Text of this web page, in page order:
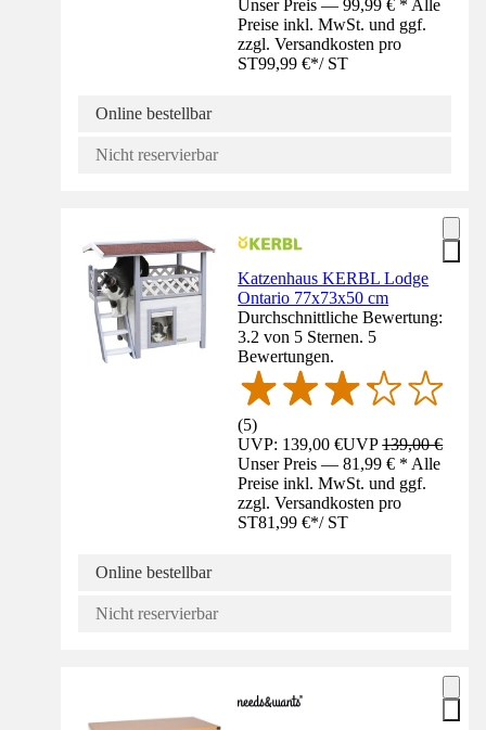
Unser Preis — 99,99 € * Alle
Preise inkl. MwSt. und ggf.
zzgl. Versandkosten pro
ST99,99 €*/ ST
Online bestellbar
Nicht reservierbar
Katzenhaus KERBL Lodge
Ontario 77x73x50 cm
Durchschnittliche Bewertung:
3.2 von 5 Sternen. 5
Bewertungen.
(5)
UVP: 139,00 €UVP139,00 €
Unser Preis — 81,99 € * Alle
Preise inkl. MwSt. und ggf.
zzgl. Versandkosten pro
ST81,99 €*/ ST
Online bestellbar
Nicht reservierbar